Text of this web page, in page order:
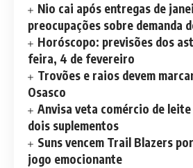
Nio cai após entregas de
preocupações sobre demanda
Horóscopo: previsões dos
feira, 4 de fevereiro
Trovões e raios devem
Osasco
Anvisa veta comércio de
dois suplementos
Suns vencem Trail Blazers
jogo emocionante